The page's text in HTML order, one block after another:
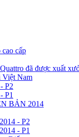
cấp
đã được xuất
Việt Nam
P2
P1
BẢN 2014
- P2
- P1